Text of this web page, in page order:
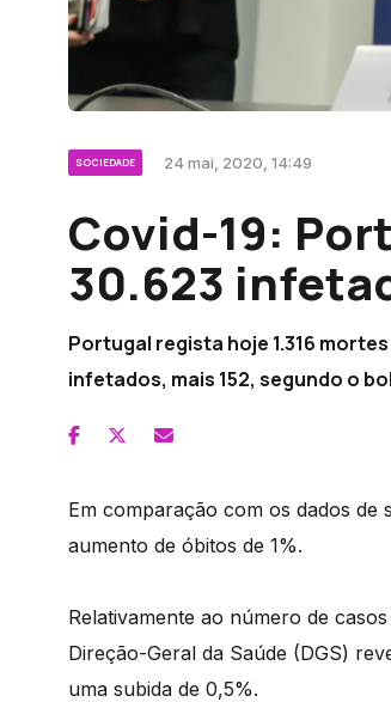
SOCIEDADE 24 mai, 2020, 14:49
Covid-19:
30.623
Portugal regista hoje 1.316
infetados, mais 152, segundo o
Em comparação com os dados de
aumento de óbitos de 1%.
Relativamente ao número de
Direção-Geral da Saúde (DGS)
uma subida de 0,5%.